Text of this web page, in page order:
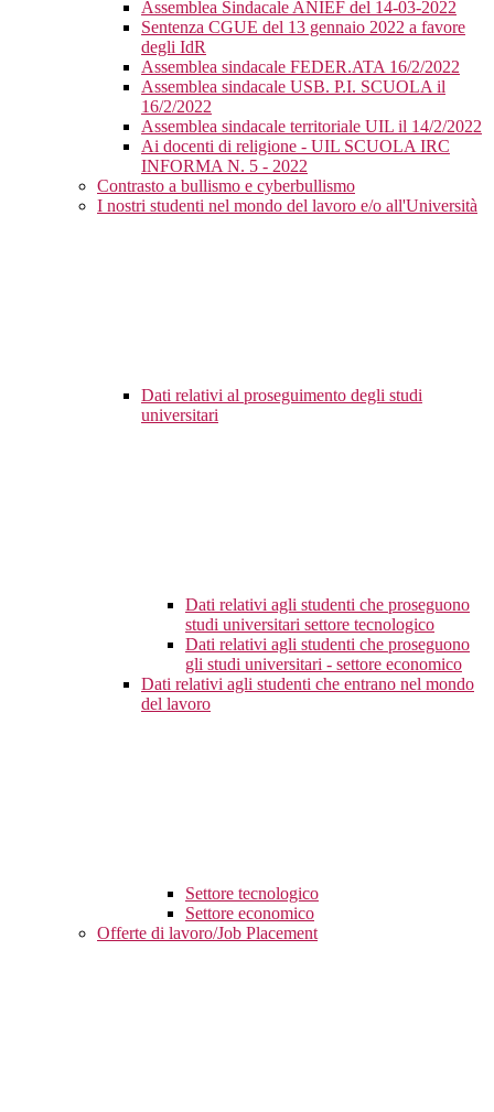
Assemblea Sindacale ANIEF del 14-03-2022
Sentenza CGUE del 13 gennaio 2022 a favore
degli IdR
Assemblea sindacale FEDER.ATA 16/2/2022
Assemblea sindacale USB. P.I. SCUOLA il
16/2/2022
Assemblea sindacale territoriale UIL il 14/2/2022
Ai docenti di religione - UIL SCUOLA IRC
INFORMA N. 5 - 2022
Contrasto a bullismo e cyberbullismo
I nostri studenti nel mondo del lavoro e/o all'Università
Dati relativi al proseguimento degli studi
universitari
Dati relativi agli studenti che proseguono
studi universitari settore tecnologico
Dati relativi agli studenti che proseguono
gli studi universitari - settore economico
Dati relativi agli studenti che entrano nel mondo
del lavoro
Settore tecnologico
Settore economico
Offerte di lavoro/Job Placement